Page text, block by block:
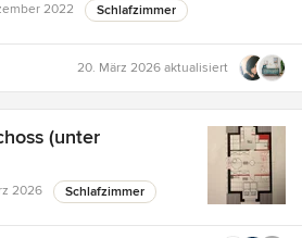
2022 Schlafzimmer
20. März 2026 aktualisiert
(unter
2026 Schlafzimmer